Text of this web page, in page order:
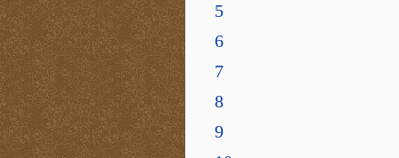
5
6
7
8
9